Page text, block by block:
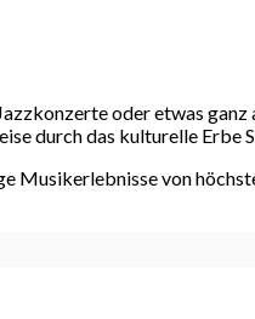
oder etwas
durch das kulturelle Erbe
Musikerlebnisse von